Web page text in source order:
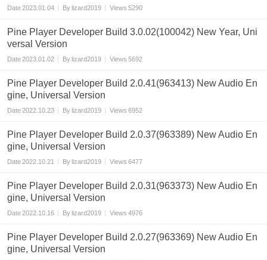
Date2023.01.04 By lizard2019 Views 5290
Pine Player Developer Build 3.0.02(100042) New Year, Uni
versal Version
Date2023.01.02 By lizard2019 Views 5692
Pine Player Developer Build 2.0.41(963413) New Audio En
gine, Universal Version
Date2022.10.23 By lizard2019 Views 6952
Pine Player Developer Build 2.0.37(963389) New Audio En
gine, Universal Version
Date2022.10.21 By lizard2019 Views 6477
Pine Player Developer Build 2.0.31(963373) New Audio En
gine, Universal Version
Date2022.10.16 By lizard2019 Views 4976
Pine Player Developer Build 2.0.27(963369) New Audio En
gine, Universal Version